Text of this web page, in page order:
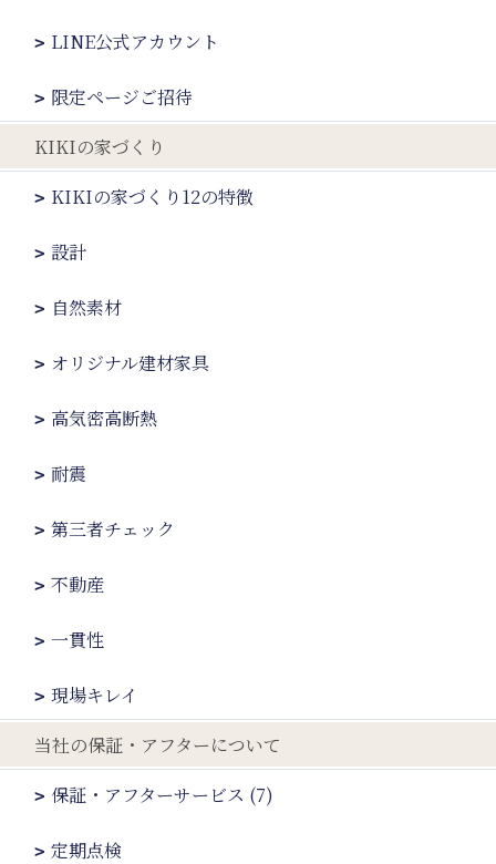
LINE公式アカウント
限定ページご招待
KIKIの家づくり
KIKIの家づくり12の特徴
設計
自然素材
オリジナル建材家具
高気密高断熱
耐震
第三者チェック
不動産
一貫性
現場キレイ
当社の保証・アフターについて
保証・アフターサービス (7)
定期点検